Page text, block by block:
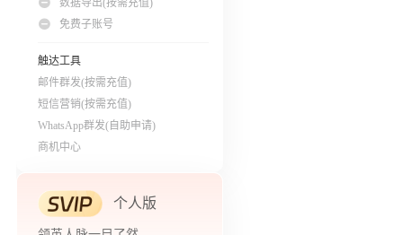
数据导出(按需充值)
免费子账号
触达工具
邮件群发(按需充值)
短信营销(按需充值)
WhatsApp群发(自助申请)
商机中心
个人版